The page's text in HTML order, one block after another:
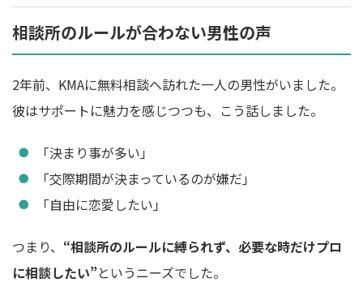
相談所のルールが合わない男性の声
2年前、KMAに無料相談へ訪れた一人の男性がいました。
彼はサポートに魅力を感じつつも、こう話しました。
「決まり事が多い」
「交際期間が決まっているのが嫌だ」
「自由に恋愛したい」
つまり、 “相談所のルールに縛られず、必要な時だけプロ
に相談したい”というニーズでした。